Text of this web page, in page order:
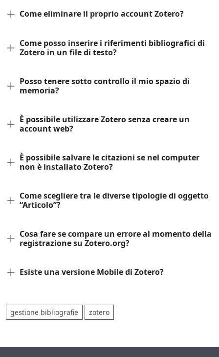
Come eliminare il proprio account Zotero?
Come posso inserire i riferimenti bibliografici di
Zotero in un file di testo?
Posso tenere sotto controllo il mio spazio di
memoria?
È possibile utilizzare Zotero senza creare un
account web?
È possibile salvare le citazioni se nel computer
non è installato Zotero?
Come scegliere tra le diverse tipologie di oggetto
“Articolo”?
Cosa fare se compare un errore al momento della
registrazione su Zotero.org?
Esiste una versione Mobile di Zotero?
gestione bibliografie zotero